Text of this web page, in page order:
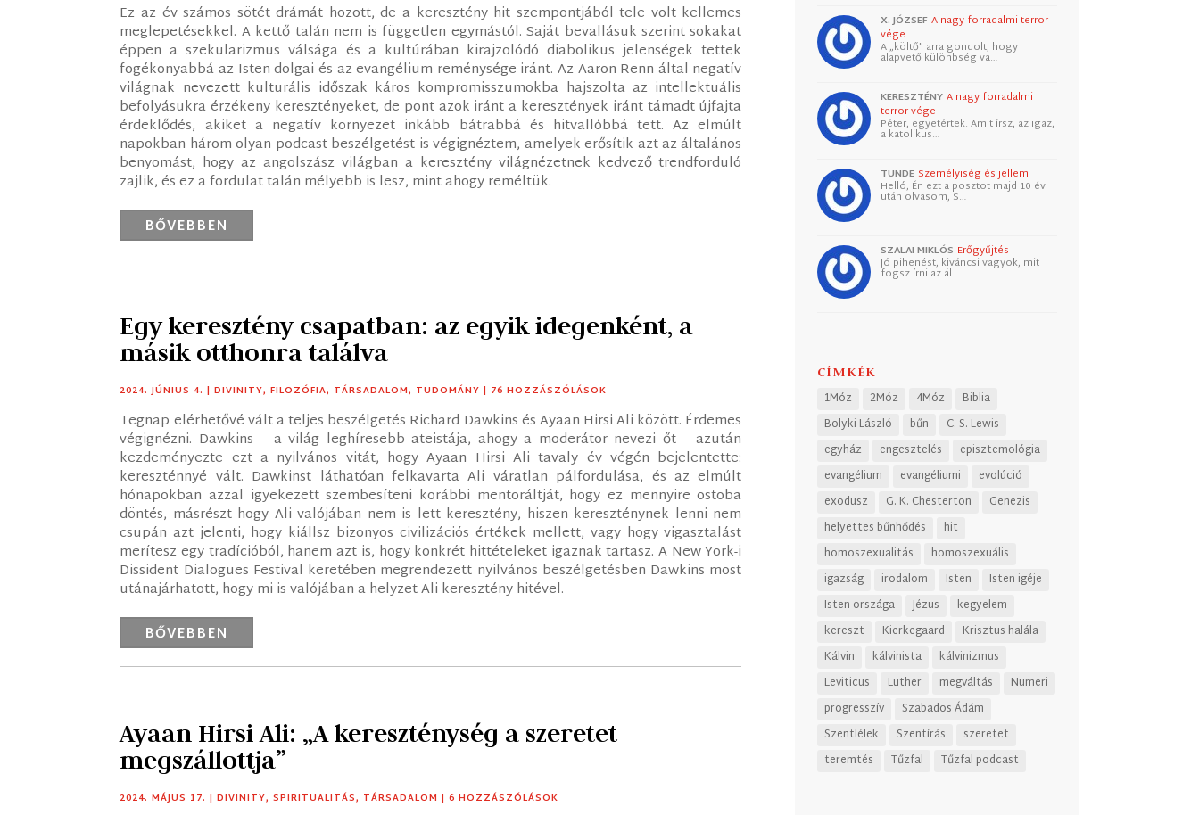
Ez az év számos sötét drámát hozott, de a keresztény hit szempontjából tele volt kellemes
meglepetésekkel. A kettő talán nem is független egymástól. Saját bevallásuk szerint sokakat
éppen a szekularizmus válsága és a kultúrában kirajzolódó diabolikus jelenségek tettek
fogékonyabbá az Isten dolgai és az evangélium reménysége iránt. Az Aaron Renn által negatív
világnak nevezett kulturális időszak káros kompromisszumokba hajszolta az intellektuális
befolyásukra érzékeny keresztényeket, de pont azok iránt a keresztények iránt támadt újfajta
érdeklődés, akiket a negatív környezet inkább bátrabbá és hitvallóbbá tett. Az elmúlt
napokban három olyan podcast beszélgetést is végignéztem, amelyek erősítik azt az általános
benyomást, hogy az angolszász világban a keresztény világnézetnek kedvező trendforduló
zajlik, és ez a fordulat talán mélyebb is lesz, mint ahogy reméltük.
BŐVEBBEN
Egy keresztény csapatban: az egyik idegenként, a
másik otthonra találva
2024. JÚNIUS 4. |DIVINITY,FILOZÓFIA, TÁRSADALOM, TUDOMÁNY | 76 HOZZÁSZÓLÁSOK
Tegnap elérhetővé vált a teljes beszélgetés Richard Dawkins és Ayaan Hirsi Ali között. Érdemes
végignézni. Dawkins – a világ leghíresebb ateistája, ahogy a moderátor nevezi őt – azután
kezdeményezte ezt a nyilvános vitát, hogy Ayaan Hirsi Ali tavaly év végén bejelentette:
kereszténnyé vált. Dawkinst láthatóan felkavarta Ali váratlan pálfordulása, és az elmúlt
hónapokban azzal igyekezett szembesíteni korábbi mentoráltját, hogy ez mennyire ostoba
döntés, másrészt hogy Ali valójában nem is lett keresztény, hiszen kereszténynek lenni nem
csupán azt jelenti, hogy kiállsz bizonyos civilizációs értékek mellett, vagy hogy vigasztalást
merítesz egy tradícióból, hanem azt is, hogy konkrét hittételeket igaznak tartasz. A New York-i
Dissident Dialogues Festival keretében megrendezett nyilvános beszélgetésben Dawkins most
utánajárhatott, hogy mi is valójában a helyzet Ali keresztény hitével.
BŐVEBBEN
Ayaan Hirsi Ali: „A kereszténység a szeretet
megszállottja”
2024. MÁJUS 17. |DIVINITY,SPIRITUALITÁS, TÁRSADALOM | 6 HOZZÁSZÓLÁSOK
X. JÓZSEF A nagy forradalmi terror
vége
A „költő” arra gondolt, hogy
alapvető különbség va…
KERESZTÉNY A nagy forradalmi
terror vége
Péter, egyetértek. Amit írsz, az igaz,
a katolikus…
TUNDE Személyiség és jellem
Helló, Én ezt a posztot majd 10 év
után olvasom, S…
SZALAI MIKLÓS Erőgyűjtés
Jó pihenést, kiváncsi vagyok, mit
fogsz írni az ál…
CÍMKÉK
1Móz 2Móz 4Móz
Biblia
Bolyki László
bűn
C. S. Lewis
egyház
engesztelés
episztemológia
evangélium
evangéliumi
evolúció
exodusz
G. K. Chesterton
Genezis
helyettes bűnhődés
hit
homoszexualitás
homoszexuális
igazság
irodalom Isten
Isten igéje
Isten országa
Jézus
kegyelem
kereszt
Kierkegaard
Krisztus halála
Kálvin
kálvinista
kálvinizmus
Leviticus
Luther megváltás
Numeri
progresszív
Szabados Ádám
Szentlélek
Szentírás
szeretet
teremtés
Tűzfal Tűzfal podcast